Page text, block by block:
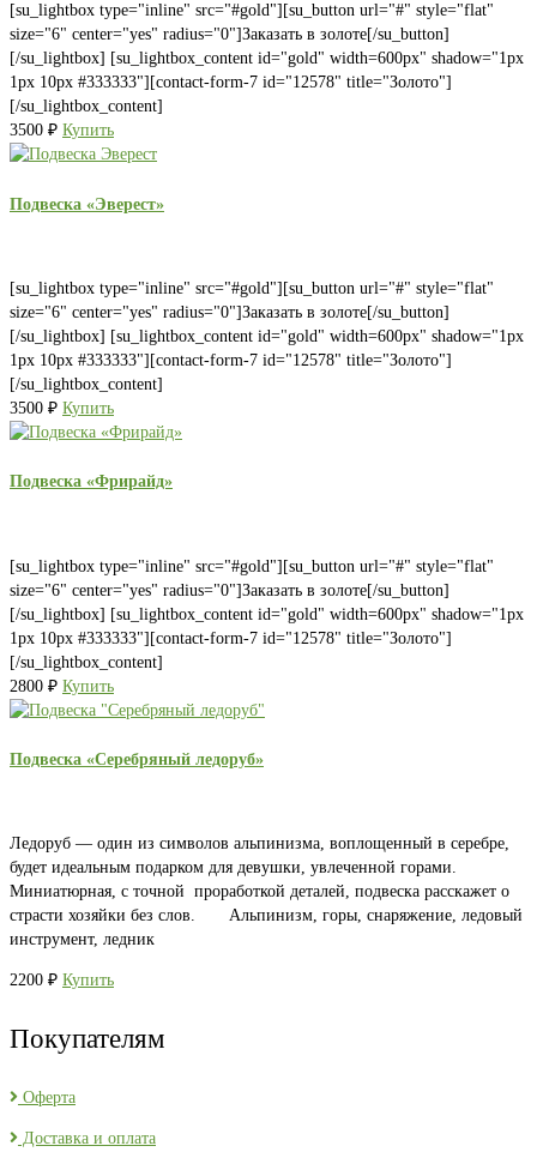
[su_lightbox type="inline" src="#gold"][su_button url="#" style="flat"
size="6" center="yes" radius="0"]Заказать в золоте[/su_button]
[/su_lightbox] [su_lightbox_content id="gold" width=600px" shadow="1px
1px 10px #333333"][contact-form-7 id="12578" title="Золото"]
[/su_lightbox_content]
3500 ₽ Купить
Подвеска «Эверест»
[su_lightbox type="inline" src="#gold"][su_button url="#" style="flat"
size="6" center="yes" radius="0"]Заказать в золоте[/su_button]
[/su_lightbox] [su_lightbox_content id="gold" width=600px" shadow="1px
1px 10px #333333"][contact-form-7 id="12578" title="Золото"]
[/su_lightbox_content]
3500 ₽ Купить
Подвеска «Фрирайд»
[su_lightbox type="inline" src="#gold"][su_button url="#" style="flat"
size="6" center="yes" radius="0"]Заказать в золоте[/su_button]
[/su_lightbox] [su_lightbox_content id="gold" width=600px" shadow="1px
1px 10px #333333"][contact-form-7 id="12578" title="Золото"]
[/su_lightbox_content]
2800 ₽ Купить
Подвеска «Серебряный ледоруб»
Ледоруб — один из символов альпинизма, воплощенный в серебре,
будет идеальным подарком для девушки, увлеченной горами.
Миниатюрная, с точной проработкой деталей, подвеска расскажет о
страсти хозяйки без слов. Альпинизм, горы, снаряжение, ледовый
инструмент, ледник
2200 ₽ Купить
Покупателям
Оферта
Доставка и оплата